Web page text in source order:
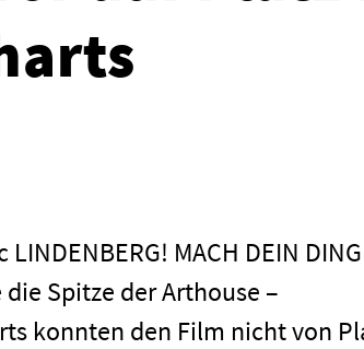
MACH DEIN DING
Spitze der Arthouse –
konnten den Film nicht von